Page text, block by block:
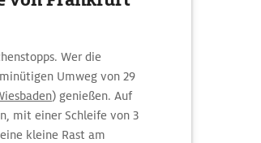
Wer die
Umweg von 29
) genießen. Auf
mit einer Schleife von 3
kleine Rast am